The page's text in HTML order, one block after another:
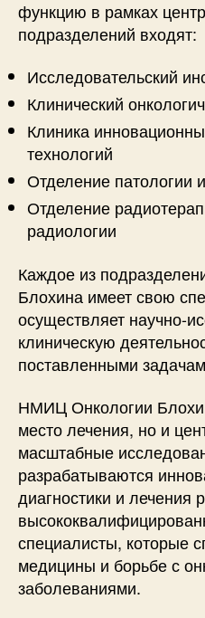
функцию в рамках
подразделений входят:
Исследовательский
Клинический
Клиника
технологий
Отделение патологии
Отделение
радиологии
Каждое из
Блохина имеет свою
осуществляет научно-
клиническую
поставленными
НМИЦ Онкологии
место лечения, но и
масштабные
разрабатываются
диагностики и лечения
специалисты, которые
медицины и борьбе с
заболеваниями.